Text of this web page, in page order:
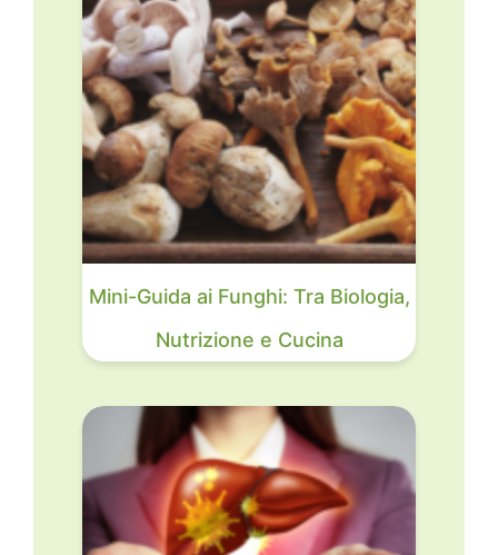
Mini-Guida ai Funghi: Tra Biologia,
Nutrizione e Cucina